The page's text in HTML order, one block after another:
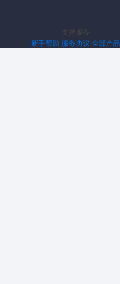
支持服务
新手帮助 服务协议 全部产品